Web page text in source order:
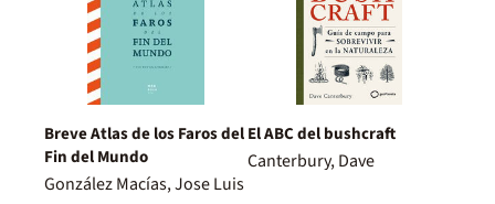
Breve Atlas de los Faros del
Fin del Mundo
González Macías, Jose Luis
El ABC del bushcraft
Canterbury, Dave